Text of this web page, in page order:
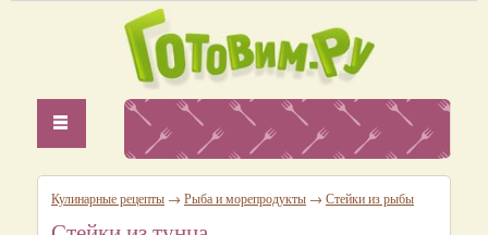
Кулинарные рецепты → Рыба и морепродукты → Стейки из рыбы